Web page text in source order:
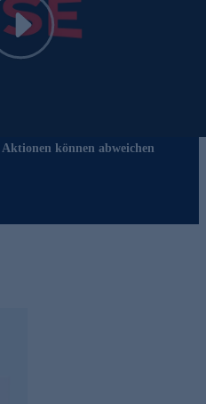
Play
können abweichen